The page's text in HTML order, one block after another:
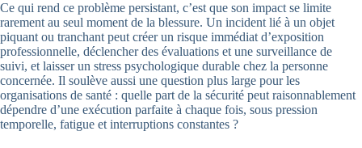
Ce qui rend ce problème persistant, c’est que son impact se limite
rarement au seul moment de la blessure. Un incident lié à un objet
piquant ou tranchant peut créer un risque immédiat d’exposition
professionnelle, déclencher des évaluations et une surveillance de
suivi, et laisser un stress psychologique durable chez la personne
concernée. Il soulève aussi une question plus large pour les
organisations de santé : quelle part de la sécurité peut raisonnablement
dépendre d’une exécution parfaite à chaque fois, sous pression
temporelle, fatigue et interruptions constantes ?